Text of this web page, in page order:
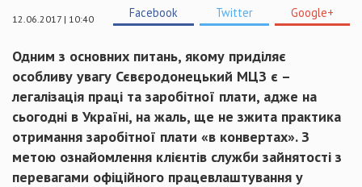
12.06.2017 | 10:40 Facebook Twitter Google+
Одним з основних питань, якому приділяє
особливу увагу Сєвєродонецький МЦЗ є –
легалізація праці та заробітної плати, адже на
сьогодні в Україні, на жаль, ще не зжита практика
отримання заробітної плати «в конвертах». З
метою ознайомлення клієнтів служби зайнятості з
перевагами офіційного працевлаштування у